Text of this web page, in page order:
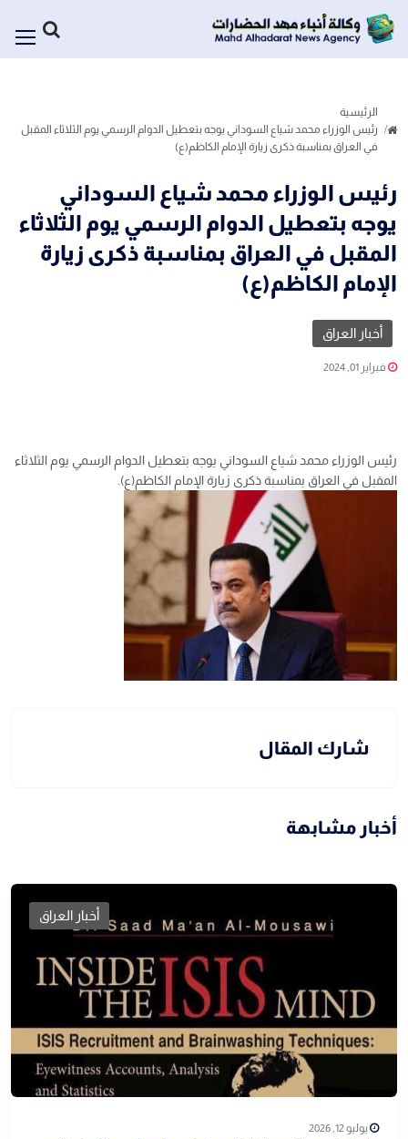
الرئيسية
رئيس الوزراء محمد شياع السوداني يوجه بتعطيل الدوام الرسمي يوم الثلاثاء المقبل
في العراق بمناسبة ذكرى زيارة الإمام الكاظم(ع)
رئيس الوزراء محمد شياع السوداني
يوجه بتعطيل الدوام الرسمي يوم الثلاثاء
المقبل في العراق بمناسبة ذكرى زيارة
الإمام الكاظم(ع)
أخبار العراق
فبراير 01, 2024
رئيس الوزراء محمد شياع السوداني يوجه بتعطيل الدوام الرسمي يوم الثلاثاء
المقبل في العراق بمناسبة ذكرى زيارة الإمام الكاظم(ع).
شارك المقال
أخبار مشابهة
أخبار العراق
يوليو 12, 2026